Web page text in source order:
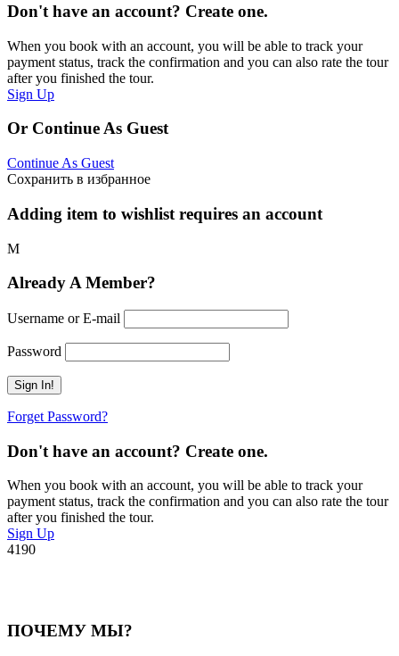
Don't have an account? Create one.
When you book with an account, you will be able to track your
payment status, track the confirmation and you can also rate the tour
after you finished the tour.
Sign Up
Or Continue As Guest
Continue As Guest
Сохранить в избранное
Adding item to wishlist requires an account
Already A Member?
Username or E-mail
Password
Forget Password?
Don't have an account? Create one.
When you book with an account, you will be able to track your
payment status, track the confirmation and you can also rate the tour
after you finished the tour.
Sign Up
4190
ПОЧЕМУ МЫ?